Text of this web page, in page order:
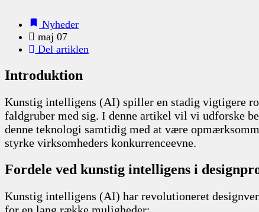
Nyheder
maj 07
Del artiklen
Introduktion
Kunstig intelligens (AI) spiller en stadig vigtigere
faldgruber med sig. I denne artikel vil vi udforske
denne teknologi samtidig med at være
styrke virksomheders konkurrenceevne.
Fordele ved kunstig intelligens i
Kunstig intelligens (AI) har revolutioneret